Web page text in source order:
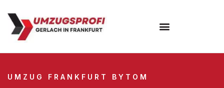
UMZUG FRANKFURT BYTOM